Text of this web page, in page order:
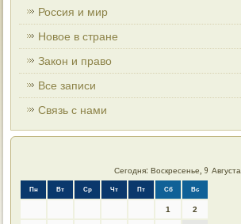
Россия и мир
Новое в стране
Закон и право
Все записи
Связь с нами
Сегодня: Воскресенье, 9 Августа
Пн Вт Ср Чт Пт Сб Вс
1 2